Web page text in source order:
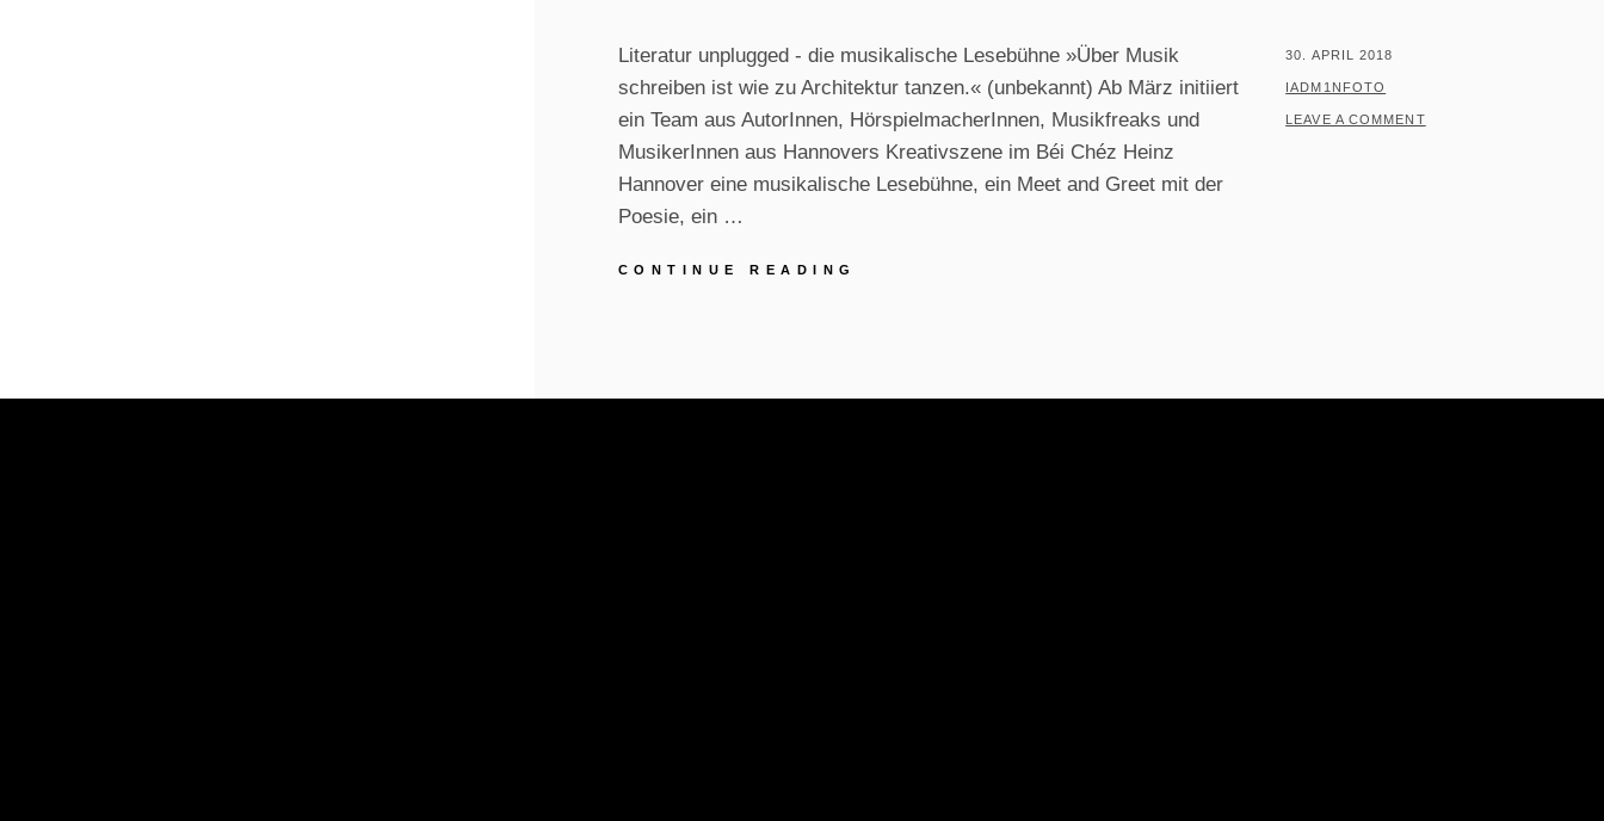
Literatur unplugged - die musikalische Lesebühne »Über Musik
schreiben ist wie zu Architektur tanzen.« (unbekannt) Ab März initiiert
ein Team aus AutorInnen, HörspielmacherInnen, Musikfreaks und
MusikerInnen aus Hannovers Kreativszene im Béi Chéz Heinz
Hannover eine musikalische Lesebühne, ein Meet and Greet mit der
Poesie, ein …
CONTINUE READING
POSTED
ON
30. APRIL 2018
BY
IADM1NFOTO
LEAVE A COMMENT